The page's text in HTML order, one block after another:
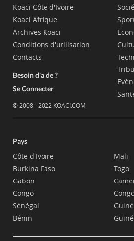
Koaci Côte d'Ivoire
Koaci Afrique
Archives Koaci
Conditions d'utilisation
Contacts
Besoin d'aide ?
Se Connecter
© 2008 - 2022 KOACI.COM
Pays
Côte d'Ivoire
Burkina Faso
Gabon
Congo
Sénégal
Bénin
Mali
Togo